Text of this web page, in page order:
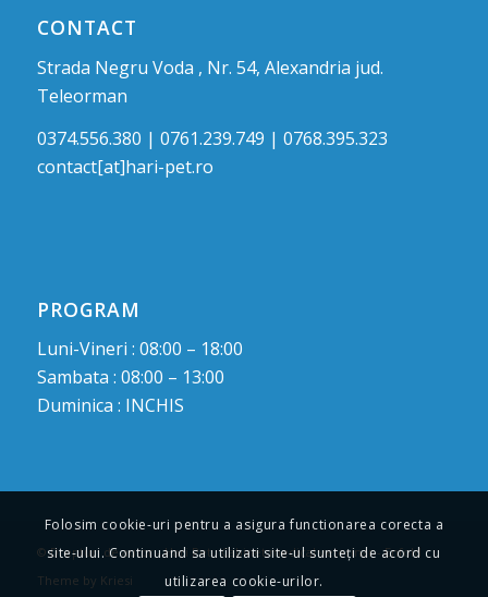
CONTACT
Strada Negru Voda , Nr. 54, Alexandria jud.
Teleorman
0374.556.380 | 0761.239.749 | 0768.395.323
contact[at]hari-pet.ro
PROGRAM
Luni-Vineri : 08:00 – 18:00
Sambata : 08:00 – 13:00
Duminica : INCHIS
© Drepturi de autor -Hari Pet : Cabinet medical veterinar-Enfold
Theme by Kriesi
Folosim cookie-uri pentru a asigura functionarea corecta a
site-ului. Continuand sa utilizati site-ul sunteți de acord cu
utilizarea cookie-urilor.